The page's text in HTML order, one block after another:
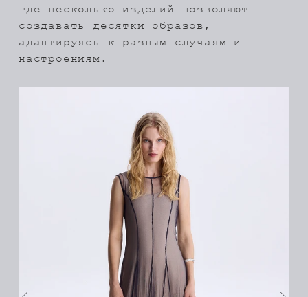
где несколько изделий позволяют
создавать десятки образов,
адаптируясь к разным случаям и
настроениям.